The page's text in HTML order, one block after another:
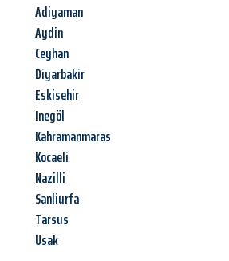
Adiyaman
Aydin
Ceyhan
Diyarbakir
Eskisehir
Inegöl
Kahramanmaras
Kocaeli
Nazilli
Sanliurfa
Tarsus
Usak